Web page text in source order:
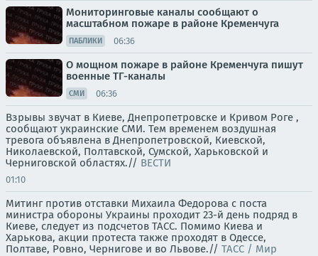
Мониторинговые каналы сообщают о
масштабном пожаре в районе Кременчуга
ПАБЛИКИ 06:36
О мощном пожаре в районе Кременчуга пишут
военные ТГ-каналы
СМИ 06:36
Взрывы звучат в Киеве, Днепропетровске и Кривом Роге ,
сообщают украинские СМИ. Тем временем воздушная
тревога объявлена в Днепропетровской, Киевской,
Николаевской, Полтавской, Сумской, Харьковской и
Черниговской областях.// ВЕСТИ
01:10
Митинг против отставки Михаила Федорова с поста
министра обороны Украины проходит 23-й день подряд в
Киеве, следует из подсчетов ТАСС. Помимо Киева и
Харькова, акции протеста также проходят в Одессе,
Полтаве, Ровно, Чернигове и во Львове.// ТАСС / Мир